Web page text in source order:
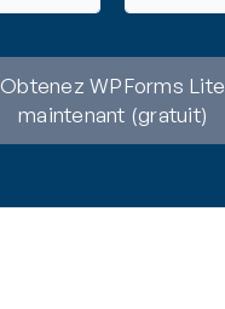
m
Obtenez WPForms Lite
maintenant (gratuit)